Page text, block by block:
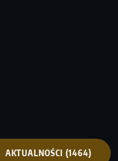
AKTUALNOŚCI (1464)